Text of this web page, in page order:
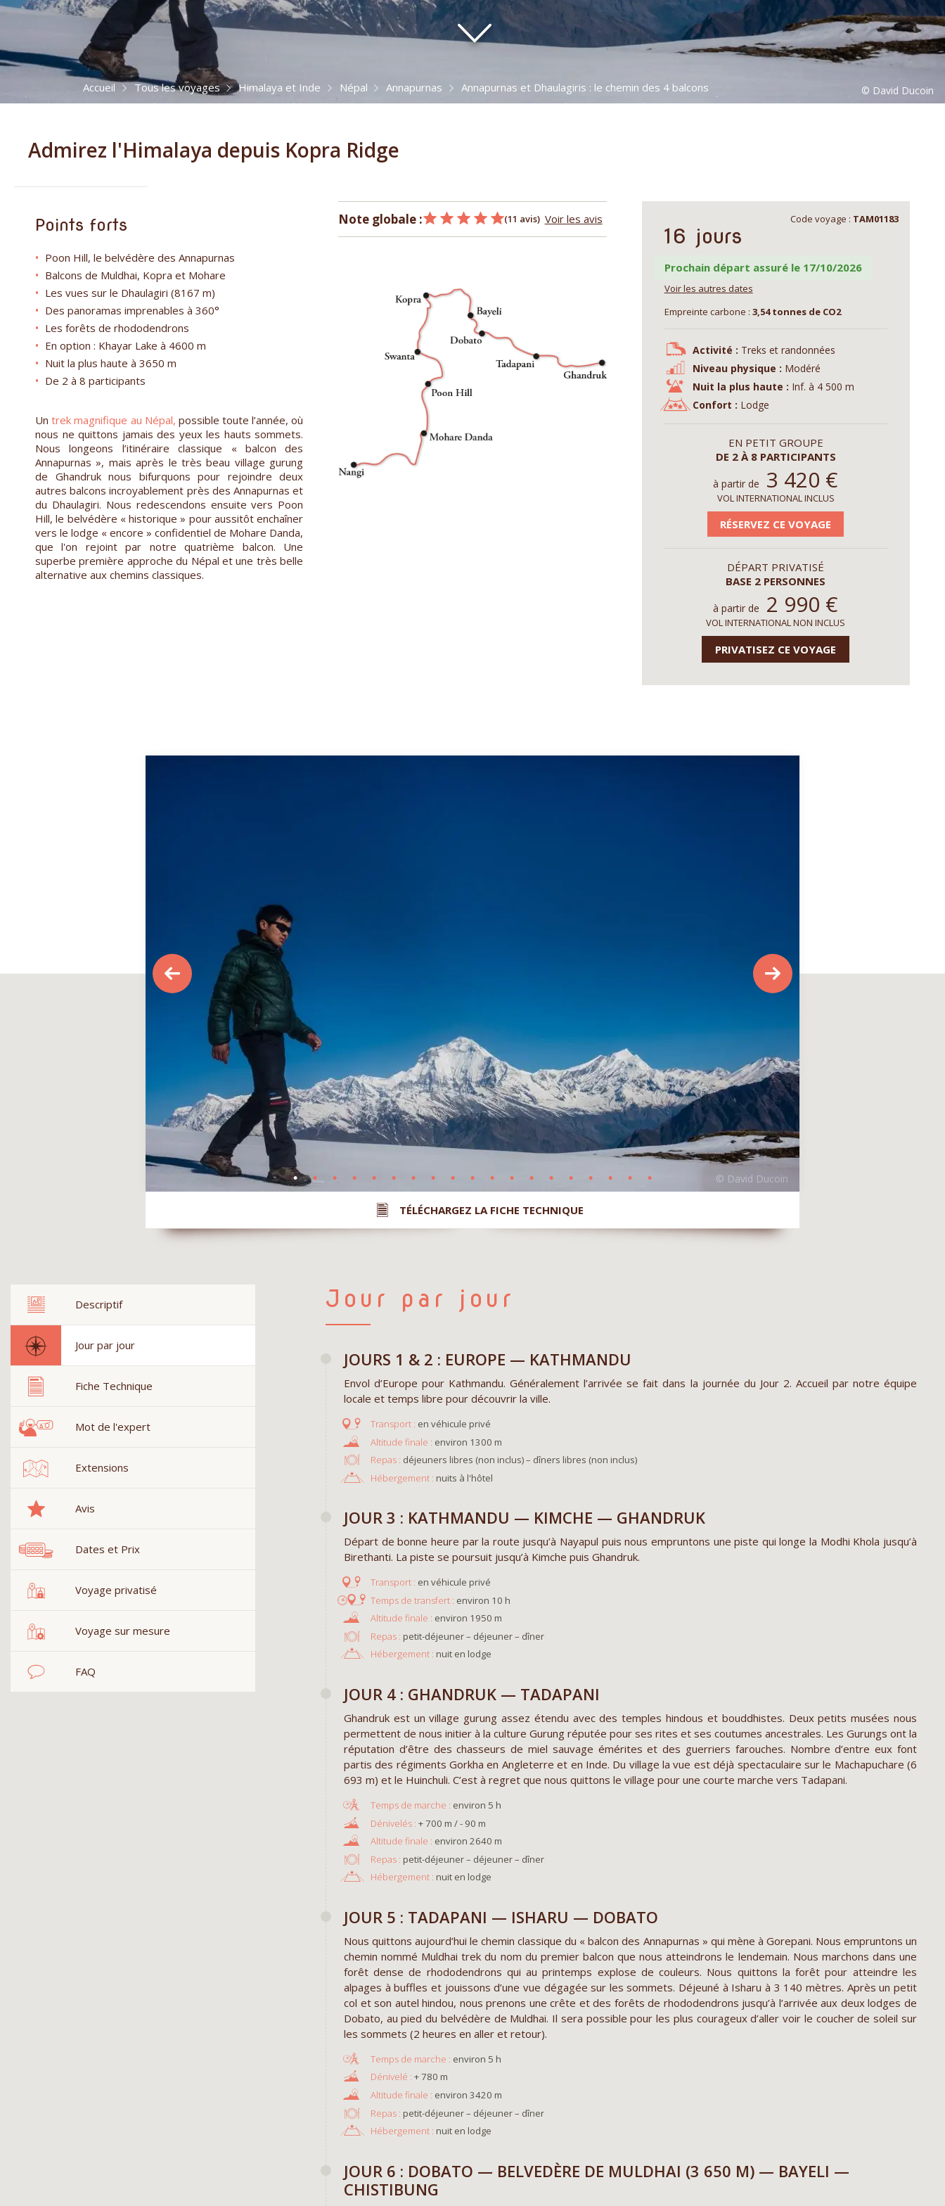
Accueil Tous les voyages Himalaya et Inde Népal Annapurnas Annapurnas et Dhaulagiris : le chemin des 4 balcons
Admirez l'Himalaya depuis Kopra Ridge
Points forts
Poon Hill, le belvédère des Annapurnas
Balcons de Muldhai, Kopra et Mohare
Les vues sur le Dhaulagiri (8167 m)
Des panoramas imprenables à 360°
Les forêts de rhododendrons
En option : Khayar Lake à 4600 m
Nuit la plus haute à 3650 m
De 2 à 8 participants
Untrek magnifique au Népal, possible toute l’année, où
nous ne quittons jamais des yeux les hauts sommets.
Nous longeons l’itinéraire classique « balcon des
Annapurnas », mais après le très beau village gurung
de Ghandruk nous bifurquons pour rejoindre deux
autres balcons incroyablement près des Annapurnas et
du Dhaulagiri. Nous redescendons ensuite vers Poon
Hill, le belvédère « historique » pour aussitôt enchaîner
vers le lodge « encore » confidentiel de Mohare Danda,
que l'on rejoint par notre quatrième balcon. Une
superbe première approche du Népal et une très belle
alternative aux chemins classiques.
Note globale : (11 avis) Voir les avis Code voyage : TAM01183
16 jours
Prochain départ assuré le 17/10/2026
Voir les autres dates
Empreinte carbone : 3,54 tonnes de CO2
Activité : Treks et randonnées
Niveau physique : Modéré
Nuit la plus haute : Inf. à 4 500 m
Confort : Lodge
EN PETIT GROUPE
DE 2 À 8 PARTICIPANTS
à partir de 3 420 €
VOL INTERNATIONAL INCLUS
RÉSERVEZ CE VOYAGE
DÉPART PRIVATISÉ
BASE 2 PERSONNES
à partir de 2 990 €
VOL INTERNATIONAL NON INCLUS
PRIVATISEZ CE VOYAGE
TÉLÉCHARGEZ LA FICHE TECHNIQUE
Descriptif
Jour par jour
Fiche Technique
Mot de l'expert
Extensions
Avis
Dates et Prix
Voyage privatisé
Voyage sur mesure
FAQ
Jour par jour
JOURS 1 & 2 : EUROPE — KATHMANDU
Envol d’Europe pour Kathmandu. Généralement l’arrivée se fait dans la journée du Jour 2. Accueil par notre équipe
locale et temps libre pour découvrir la ville.
en véhicule privé
environ 1300 m
Repas : déjeuners libres (non inclus) – dîners libres (non inclus)
Hébergement : nuits à l'hôtel
JOUR 3 : KATHMANDU — KIMCHE — GHANDRUK
Départ de bonne heure par la route jusqu’à Nayapul puis nous empruntons une piste qui longe la Modhi Khola jusqu’à
Birethanti. La piste se poursuit jusqu’à Kimche puis Ghandruk.
en véhicule privé
environ 10 h
environ 1950 m
Repas : petit-déjeuner – déjeuner – dîner
Hébergement : nuit en lodge
JOUR 4 : GHANDRUK — TADAPANI
Ghandruk est un village gurung assez étendu avec des temples hindous et bouddhistes. Deux petits musées nous
permettent de nous initier à la culture Gurung réputée pour ses rites et ses coutumes ancestrales. Les Gurungs ont la
réputation d’être des chasseurs de miel sauvage émérites et des guerriers farouches. Nombre d’entre eux font
partis des régiments Gorkha en Angleterre et en Inde. Du village la vue est déjà spectaculaire sur le Machapuchare (6
693 m) et le Huinchuli. C’est à regret que nous quittons le village pour une courte marche vers Tadapani.
environ 5 h
+ 700 m / - 90 m
environ 2640 m
Repas : petit-déjeuner – déjeuner – dîner
Hébergement : nuit en lodge
JOUR 5 : TADAPANI — ISHARU — DOBATO
Nous quittons aujourd’hui le chemin classique du « balcon des Annapurnas » qui mène à Gorepani. Nous empruntons un
chemin nommé Muldhai trek du nom du premier balcon que nous atteindrons le lendemain. Nous marchons dans une
forêt dense de rhododendrons qui au printemps explose de couleurs. Nous quittons la forêt pour atteindre les
alpages à buffles et jouissons d’une vue dégagée sur les sommets. Déjeuné à Isharu à 3 140 mètres. Après un petit
col et son autel hindou, nous prenons une crête et des forêts de rhododendrons jusqu’à l’arrivée aux deux lodges de
Dobato, au pied du belvédère de Muldhai. Il sera possible pour les plus courageux d’aller voir le coucher de soleil sur
les sommets (2 heures en aller et retour).
environ 5 h
+ 780 m
environ 3420 m
Repas : petit-déjeuner – déjeuner – dîner
Hébergement : nuit en lodge
JOUR 6 : DOBATO — BELVEDÈRE DE MULDHAI (3 650 M) — BAYELI —
CHISTIBUNG